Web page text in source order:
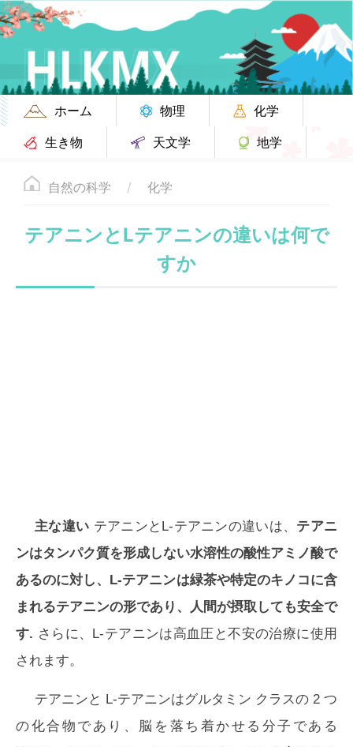
ホーム 物理
化学
生き物
天文学 地学
自然の科学 化学
テアニンとLテアニンの違いは何で
すか
主な違い テアニンとL-テアニンの違いは、 テアニ
ンはタンパク質を形成しない水溶性の酸性アミノ酸で
あるのに対し、L-テアニンは緑茶や特定のキノコに含
まれるテアニンの形であり、人間が摂取しても安全で
す. さらに、L-テアニンは高血圧と不安の治療に使用
されます。
テアニンと L-テアニンはグルタミン クラスの 2 つ
の化合物であり、脳を落ち着かせる分子である